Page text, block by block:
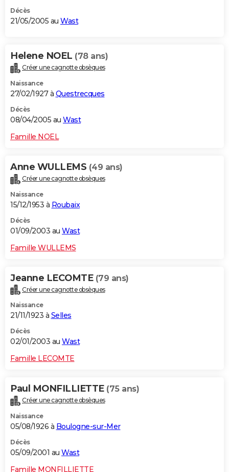
Décès
21/05/2005 au Wast
Helene NOEL (78 ans)
Créer une cagnotte obsèques
Naissance
27/02/1927 à Questrecques
Décès
08/04/2005 au Wast
Famille NOEL
Anne WULLEMS (49 ans)
Créer une cagnotte obsèques
Naissance
15/12/1953 à Roubaix
Décès
01/09/2003 au Wast
Famille WULLEMS
Jeanne LECOMTE (79 ans)
Créer une cagnotte obsèques
Naissance
21/11/1923 à Selles
Décès
02/01/2003 au Wast
Famille LECOMTE
Paul MONFILLIETTE (75 ans)
Créer une cagnotte obsèques
Naissance
05/08/1926 à Boulogne-sur-Mer
Décès
05/09/2001 au Wast
Famille MONFILLIETTE